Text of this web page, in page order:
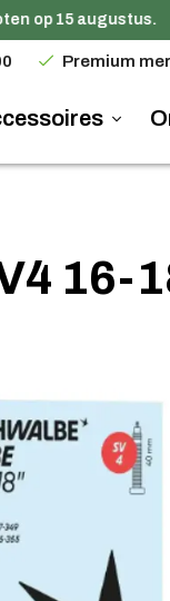
op 15 augustus.
Premium
16-